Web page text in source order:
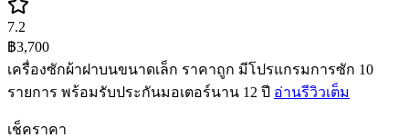
7.2
฿3,700
เครื่องซักผ้าฝาบนขนาดเล็ก ราคาถูก มีโปรแกรมการซัก 10
รายการ พร้อมรับประกันมอเตอร์นาน 12 ปี อ่านรีวิวเต็ม
เช็คราคา